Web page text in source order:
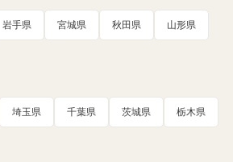
岩手県 宮城県 秋田県 山形県
埼玉県 千葉県 茨城県 栃木県